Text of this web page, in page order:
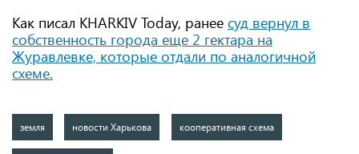
Как писал KHARKIV Today, ранее суд вернул в
собственность города еще 2 гектара на
Журавлевке, которые отдали по аналогичной
схеме.
земля новости Харькова кооперативная схема